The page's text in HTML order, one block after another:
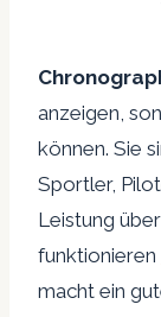
anzeigen,
können. Sie
Sportler,
Leistung
funktionieren
macht ein